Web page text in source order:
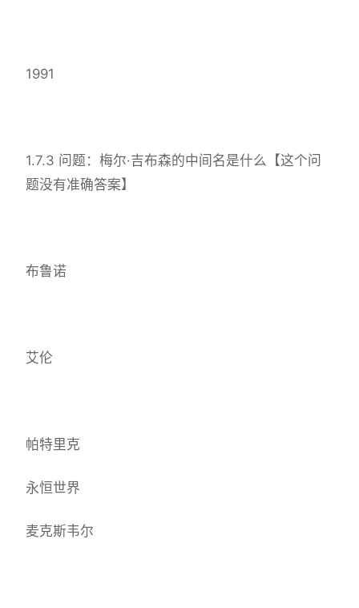
1991
1.7.3 问题：梅尔·吉布森的中间名是什么【这个问
题没有准确答案】
布鲁诺
艾伦
帕特里克
永恒世界
麦克斯韦尔